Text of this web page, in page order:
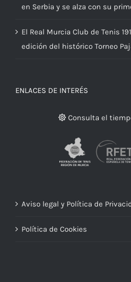
en Serbia y se alza con su
El Real Murcia Club de Tenis
edición del histórico Torneo
ENLACES DE INTERÉS
Consulta el
Aviso legal y Política de
Política de Cookies